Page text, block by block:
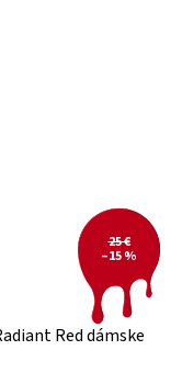
25 €
–15 %
Red dámske